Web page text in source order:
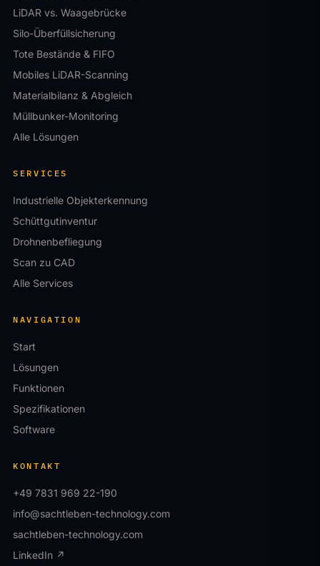
LiDAR vs. Waagebrücke
Silo-Überfüllsicherung
Tote Bestände & FIFO
Mobiles LiDAR-Scanning
Materialbilanz & Abgleich
Müllbunker-Monitoring
Alle Lösungen
SERVICES
Industrielle Objekterkennung
Schüttgutinventur
Drohnenbefliegung
Scan zu CAD
Alle Services
NAVIGATION
Start
Lösungen
Funktionen
Spezifikationen
Software
KONTAKT
+49 7831 969 22-190
info@sachtleben-technology.com
sachtleben-technology.com
LinkedIn ↗